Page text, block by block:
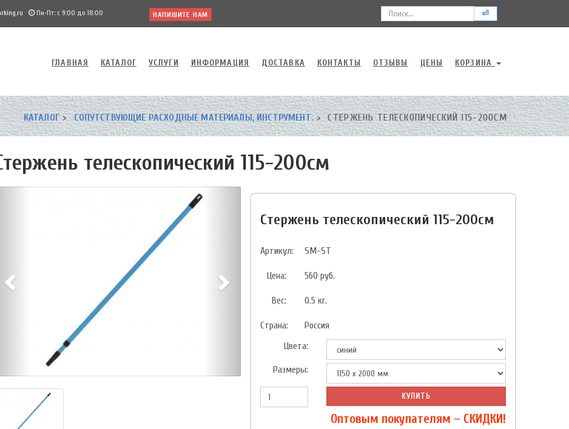
Пн-Пт: с 9:00 до 18:00 НАПИШИТЕ НАМ ⏎
ГЛАВНАЯ КАТАЛОГ УСЛУГИ ИНФОРМАЦИЯ ДОСТАВКА КОНТАКТЫ ОТЗЫВЫ ЦЕНЫ КОРЗИНА
КАТАЛОГ СОПУТСТВУЮЩИЕ РАСХОДНЫЕ МАТЕРИАЛЫ, ИНСТРУМЕНТ. СТЕРЖЕНЬ ТЕЛЕСКОПИЧЕСКИЙ 115-200СМ
телескопический 115-200см
Стержень телескопический 115-200см
Артикул: SM-ST
Цена: 560 руб.
Вес: 0.5 кг.
Страна:
Россия
Цвета:
Размеры:
КУПИТЬ
Оптовым покупателям – СКИДКИ!